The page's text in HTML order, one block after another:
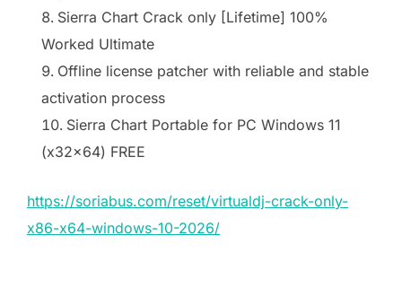
Sierra Chart Crack only [Lifetime] 100%
Worked Ultimate
Offline license patcher with reliable and stable
activation process
Sierra Chart Portable for PC Windows 11
(x32x64) FREE
https://soriabus.com/reset/virtualdj-crack-only-
x86-x64-windows-10-2026/